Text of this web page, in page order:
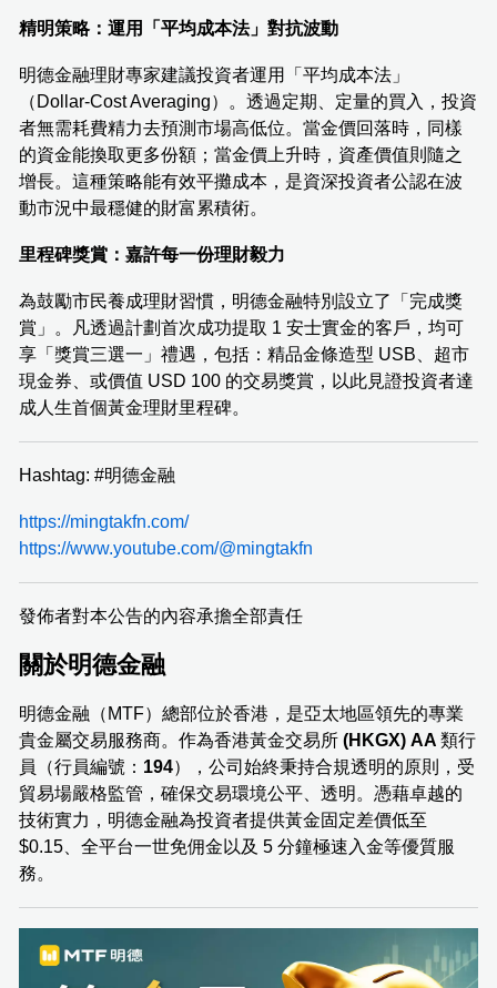
精明策略：運用「平均成本法」對抗波動
明德金融理財專家建議投資者運用「平均成本法」
（Dollar-Cost Averaging）。透過定期、定量的買入，投資
者無需耗費精力去預測市場高低位。當金價回落時，同樣
的資金能換取更多份額；當金價上升時，資產價值則隨之
增長。這種策略能有效平攤成本，是資深投資者公認在波
動市況中最穩健的財富累積術。
里程碑獎賞：嘉許每一份理財毅力
為鼓勵市民養成理財習慣，明德金融特別設立了「完成獎
賞」。凡透過計劃首次成功提取 1 安士實金的客戶，均可
享「獎賞三選一」禮遇，包括：精品金條造型 USB、超市
現金券、或價值 USD 100 的交易獎賞，以此見證投資者達
成人生首個黃金理財里程碑。
Hashtag: #明德金融
https://mingtakfn.com/
https://www.youtube.com/@mingtakfn
發佈者對本公告的內容承擔全部責任
關於明德金融
明德金融（MTF）總部位於香港，是亞太地區領先的專業
貴金屬交易服務商。作為香港黃金交易所 (HKGX) AA 類行
員（行員編號： 194），公司始終秉持合規透明的原則，受
貿易場嚴格監管，確保交易環境公平、透明。憑藉卓越的
技術實力，明德金融為投資者提供黃金固定差價低至
$0.15、全平台一世免佣金以及 5 分鐘極速入金等優質服
務。